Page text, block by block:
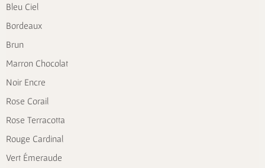
Bleu Ciel
Bordeaux
Brun
Marron Chocolat
Noir Encre
Rose Corail
Rose Terracotta
Rouge Cardinal
Vert Émeraude